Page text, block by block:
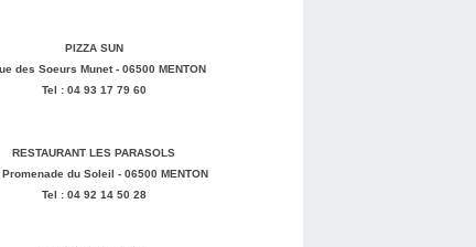
PIZZA SUN
des Soeurs Munet - 06500 MENTON
Tel : 04 93 17 79 60
RESTAURANT LES PARASOLS
Promenade du Soleil - 06500 MENTON
Tel : 04 92 14 50 28